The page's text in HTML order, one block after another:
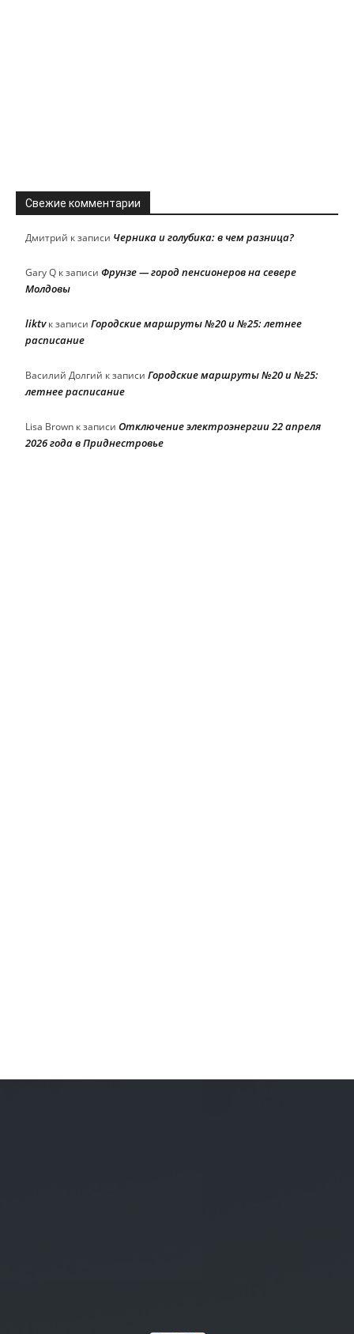
Свежие комментарии
Дмитрий к записи Черника и голубика: в чем разница?
Gary Q к записи Фрунзе — город пенсионеров на севере
Молдовы
liktvк записи Городские маршруты №20 и №25: летнее
расписание
Василий Долгий к записи Городские маршруты №20 и №25:
летнее расписание
Lisa Brown к записи Отключение электроэнергии 22 апреля
2026 года в Приднестровье